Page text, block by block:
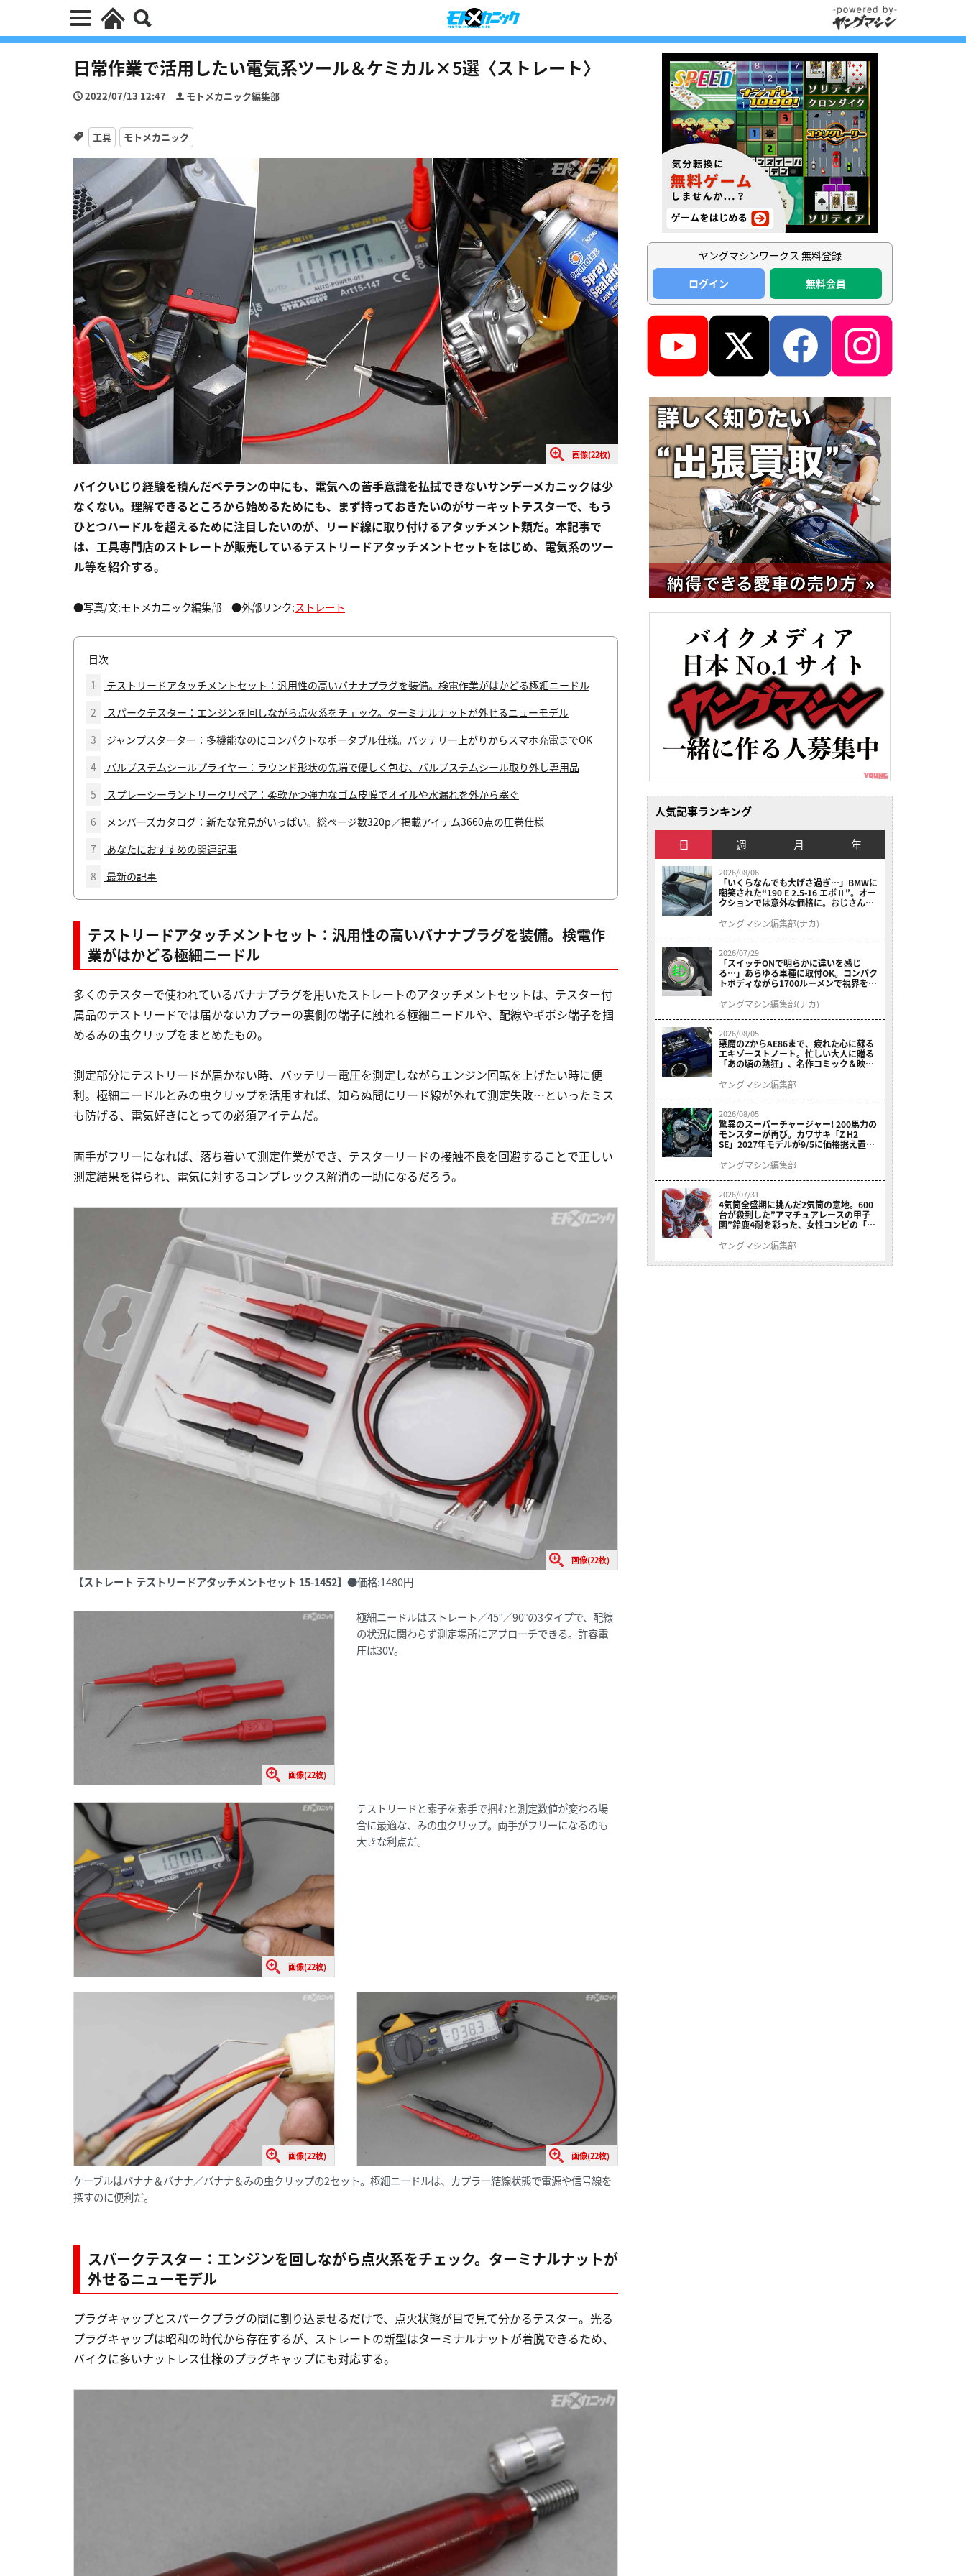
日常作業で活用したい電気系ツール＆ケミカル×5選〈ストレート〉
2022/07/13 12:47 モトメカニック編集部
工具 モトメカニック
画像(22枚)
バイクいじり経験を積んだベテランの中にも、電気への苦手意識を払拭できないサンデーメカニックは少
なくない。理解できるところから始めるためにも、まず持っておきたいのがサーキットテスターで、もう
ひとつハードルを超えるために注目したいのが、リード線に取り付けるアタッチメント類だ。本記事で
は、工具専門店のストレートが販売しているテストリードアタッチメントセットをはじめ、電気系のツー
ル等を紹介する。
●写真/文:モトメカニック編集部 ●外部リンク:ストレート
目次
1
テストリードアタッチメントセット：汎用性の高いバナナプラグを装備。検電作業がはかどる極細ニードル
2
スパークテスター：エンジンを回しながら点火系をチェック。ターミナルナットが外せるニューモデル
3
ジャンプスターター：多機能なのにコンパクトなポータブル仕様。バッテリー上がりからスマホ充電までOK
4
バルブステムシールプライヤー：ラウンド形状の先端で優しく包む、バルブステムシール取り外し専用品
5
スプレーシーラントリークリペア：柔軟かつ強力なゴム皮膜でオイルや水漏れを外から塞ぐ
6
メンバーズカタログ：新たな発見がいっぱい。総ページ数320p／掲載アイテム3660点の圧巻仕様
7
あなたにおすすめの関連記事
8
最新の記事
テストリードアタッチメントセット ：汎用性の高いバナナプラグを装備。検電作
業がはかどる極細ニードル
多くのテスターで使われているバナナプラグを用いたストレートのアタッチメントセットは、テスター付
属品のテストリードでは届かないカプラーの裏側の端子に触れる極細ニードルや、配線やギボシ端子を掴
めるみの虫クリップをまとめたもの。
測定部分にテストリードが届かない時、バッテリー電圧を測定しながらエンジン回転を上げたい時に便
利。極細ニードルとみの虫クリップを活用すれば、知らぬ間にリード線が外れて測定失敗…といったミス
も防げる、電気好きにとっての必須アイテムだ。
両手がフリーになれば、落ち着いて測定作業ができ、テスターリードの接触不良を回避することで正しい
測定結果を得られ、電気に対するコンプレックス解消の一助になるだろう。
画像(22枚)
【ストレート テストリードアタッチメントセット 15-1452】 ●価格:1480円
画像(22枚)
極細ニードルはストレート／45°／90°の3タイプで、配線
の状況に関わらず測定場所にアプローチできる。許容電
圧は30V。
画像(22枚)
テストリードと素子を素手で掴むと測定数値が変わる場
合に最適な、みの虫クリップ。両手がフリーになるのも
大きな利点だ。
画像(22枚) 画像(22枚)
ケーブルはバナナ＆バナナ／バナナ＆みの虫クリップの2セット。極細ニードルは、カプラー結線状態で電源や信号線を
探すのに便利だ。
スパークテスター：エンジンを回しながら点火系をチェック。ターミナルナットが
外せるニューモデル
プラグキャップとスパークプラグの間に割り込ませるだけで、点火状態が目で見て分かるテスター。光る
プラグキャップは昭和の時代から存在するが、ストレートの新型はターミナルナットが着脱できるため、
バイクに多いナットレス仕様のプラグキャップにも対応する。
ヤングマシンワークス 無料登録
ログイン
無料会員
人気記事ランキング
日 週 月 年
2026/08/06
「いくらなんでも大げさ過ぎ…」BMWに
嘲笑された“190 E 2.5-16 エボⅡ”。オー
クションでは意外な価格に。おじさん達
ヤングマシン編集部(ナカ)
2026/07/29
「スイッチONで明らかに違いを感じ
る…」あらゆる車種に取付OK。コンパク
トボディながら1700ルーメンで視界を確
ニット プレシャスレイ スモール］
ヤングマシン編集部(ナカ)
2026/08/05
悪魔のZからAE86まで、疲れた心に蘇る
エキゾーストノート。忙しい大人に贈る
「あの頃の熱狂」、名作コミック＆映画
結！
ヤングマシン編集部
2026/08/05
驚異のスーパーチャージャー! 200馬力の
モンスターが再び。カワサキ「Z H2
SE」2027年モデルが9/5に価格据え置き
ヤングマシン編集部
2026/07/31
4気筒全盛期に挑んだ2気筒の意地。600
台が殺到した”アマチュアレースの甲子
園”鈴鹿4耐を彩った、女性コンビの「ス
ヤングマシン編集部